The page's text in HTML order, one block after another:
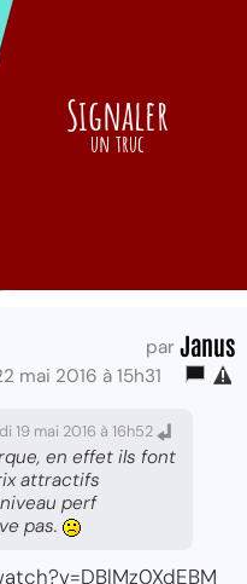
Signaler
un truc
par Janus
mai 2016 à 15h31
19 mai 2016 à 16h52
en effet ils font
attractifs
perf
pas.